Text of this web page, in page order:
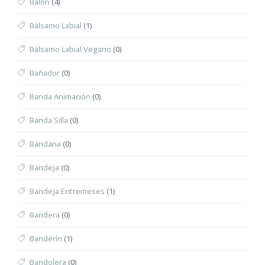
Bálsamo Labial (1)
Bálsamo Labial Vegano (0)
Bañador(0)
Banda Animación (0)
Banda Silla (0)
Bandana (0)
Bandeja (0)
Bandeja Entremeses (1)
Bandera (0)
Banderín (1)
Bandolera (0)